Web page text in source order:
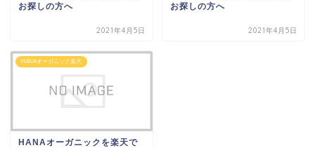
お探しの方へ
2021年4月5日
お探しの方へ
2021年4月5日
HANAオーガニック楽天
HANAオーガニックを楽天で